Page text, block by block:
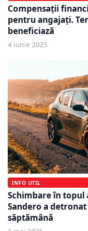
Compensații
pentru angajați.
beneficiază
4 iunie 2025
INFO UTIL
Schimbare în topul
Sandero a
săptămână